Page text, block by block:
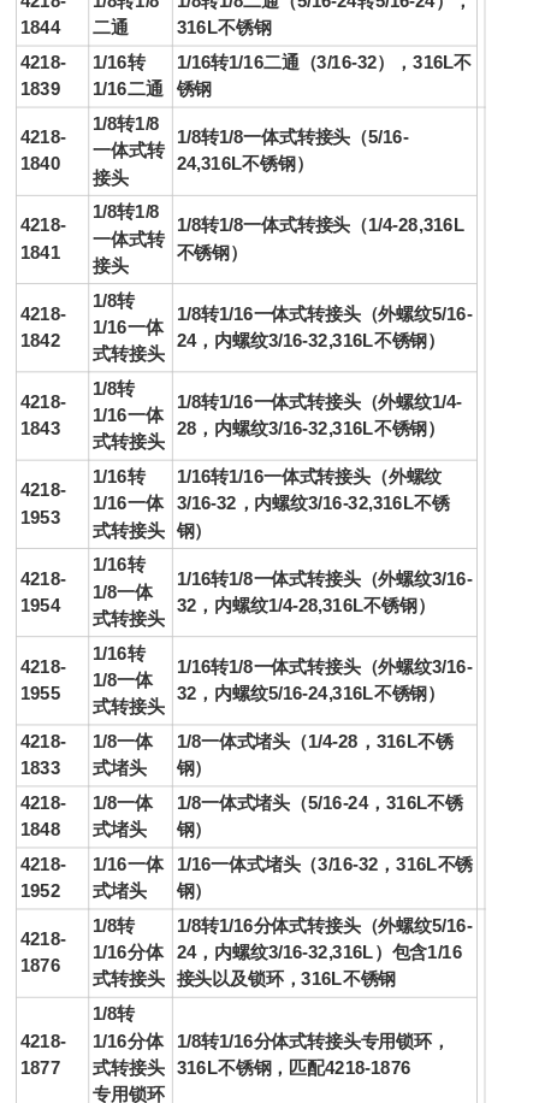
1844 二通 316L不锈钢
4218-
1839
1/16转
1/16二通
1/16转1/16二通（3/16-32），316L不
锈钢
4218-
1840
1/8转1/8
一体式转
接头
1/8转1/8一体式转接头 （5/16-
24,316L不锈钢）
4218-
1841
1/8转1/8
一体式转
接头
1/8转1/8一体式转接头 （1/4-28,316L
不锈钢）
4218-
1842
1/8转
1/16一体
式转接头
1/8转1/16一体式转接头 （外螺纹5/16-
24，内螺纹3/16-32,316L不锈钢）
4218-
1843
1/8转
1/16一体
式转接头
1/8转1/16一体式转接头 （外螺纹1/4-
28，内螺纹3/16-32,316L不锈钢）
4218-
1953
1/16转
1/16一体
式转接头
1/16转1/16一体式转接头 （外螺纹
3/16-32，内螺纹3/16-32,316L不锈
钢）
4218-
1954
1/16转
1/8一体
式转接头
1/16转1/8一体式转接头 （外螺纹3/16-
32，内螺纹1/4-28,316L不锈钢）
4218-
1955
1/16转
1/8一体
式转接头
1/16转1/8一体式转接头 （外螺纹3/16-
32，内螺纹5/16-24,316L不锈钢）
4218-
1833
1/8一体
式堵头
1/8一体式堵头（1/4-28，316L不锈
钢）
4218-
1848
1/8一体
式堵头
1/8一体式堵头（5/16-24，316L不锈
钢）
4218-
1952
1/16一体
式堵头
1/16一体式堵头（3/16-32，316L不锈
钢）
4218-
1876
1/8转
1/16分体
式转接头
1/8转1/16分体式转接头 （外螺纹5/16-
24，内螺纹3/16-32,316L）包含1/16
接头以及锁环，316L不锈钢
4218-
1877
1/8转
1/16分体
式转接头
专用锁环
1/8转1/16分体式转接头专用锁环，
316L不锈钢，匹配4218-1876